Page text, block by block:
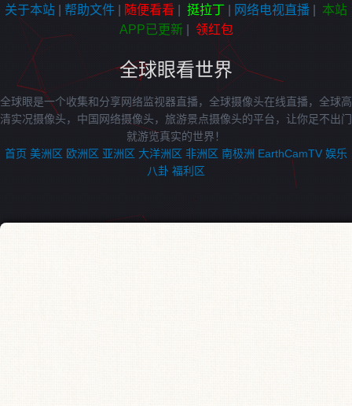
关于本站 帮助文件 随便看看 挺拉丁 网络电视直播
本站
APP已更新| 领红包
全球眼看世界
全球眼是一个收集和分享网络监视器直播，全球摄像头在线直播，全球高
清实况摄像头，中国网络摄像头，旅游景点摄像头的平台，让你足不出门
就游览真实的世界！
首页 美洲区 欧洲区 亚洲区 大洋洲区 非洲区 南极洲 EarthCamTV 娱乐
八卦 福利区